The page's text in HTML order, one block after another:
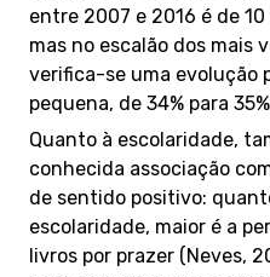
entre 2007 e 2016 é de 10
mas no escalão dos mais
verifica-se uma evolução
pequena, de 34% para
Quanto à escolaridade,
conhecida associação
de sentido positivo:
escolaridade, maior é a
livros por prazer (Neves,